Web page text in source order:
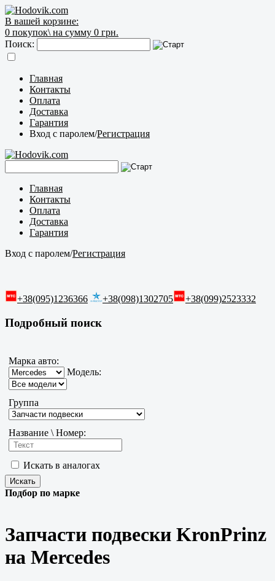
В вашей корзине:
0 покупок\ на сумму 0 грн.
Поиск:
Главная
Контакты
Оплата
Доставка
Гарантия
Вход с паролем/Регистрация
Главная
Контакты
Оплата
Доставка
Гарантия
Вход с паролем/Регистрация
+38(095)1236366 +38(098)1302705 +38(099)2523332
Подробный поиск
Марка авто:
Модель:
Группа
Название \ Номер:
Искать в аналогах
Подбор по марке
Запчасти подвески KronPrinz
на Mercedes